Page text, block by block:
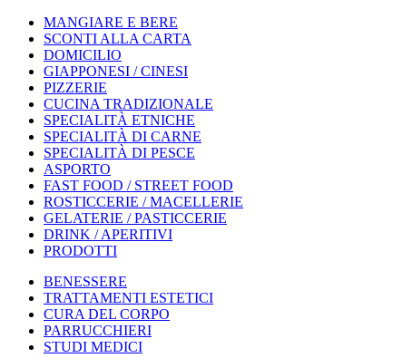
MANGIARE E BERE
SCONTI ALLA CARTA
DOMICILIO
GIAPPONESI / CINESI
PIZZERIE
CUCINA TRADIZIONALE
SPECIALITÀ ETNICHE
SPECIALITÀ DI CARNE
SPECIALITÀ DI PESCE
ASPORTO
FAST FOOD / STREET FOOD
ROSTICCERIE / MACELLERIE
GELATERIE / PASTICCERIE
DRINK / APERITIVI
PRODOTTI
BENESSERE
TRATTAMENTI ESTETICI
CURA DEL CORPO
PARRUCCHIERI
STUDI MEDICI